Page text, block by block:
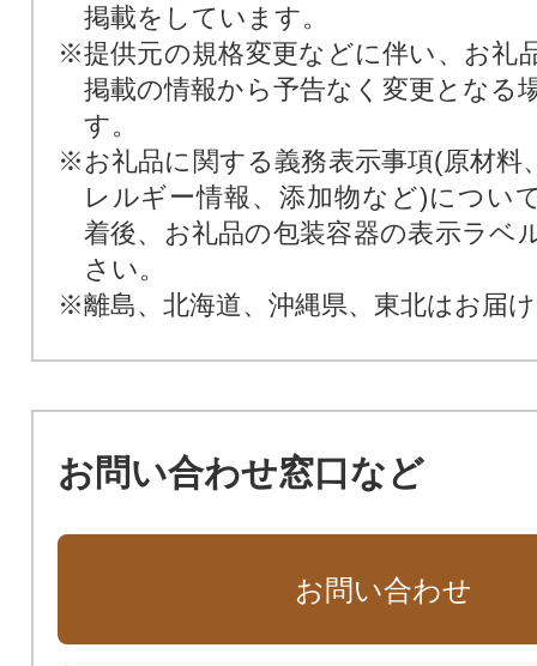
掲載をしています。
※提供元の規格変更などに伴い、お礼
掲載の情報から予告なく変更となる
す。
※お礼品に関する義務表示事項(原材料
レルギー情報、添加物など)につい
着後、お礼品の包装容器の表示ラベ
さい。
※離島、北海道、沖縄県、東北はお届
お問い合わせ窓口など
お問い合わせ